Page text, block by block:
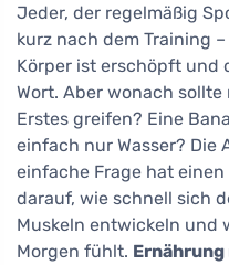
Jeder, der regelmäßig
kurz nach dem Training
Körper ist erschöpft und
Wort. Aber wonach
Erstes greifen? Eine
einfach nur Wasser?
einfache Frage hat
darauf, wie schnell sich
Muskeln entwickeln und
Morgen fühlt.